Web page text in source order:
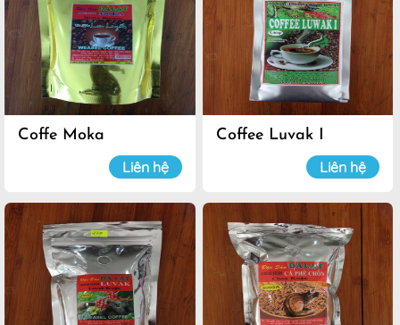
Coffe Moka
Liên hệ
Coffee Luvak I
Liên hệ